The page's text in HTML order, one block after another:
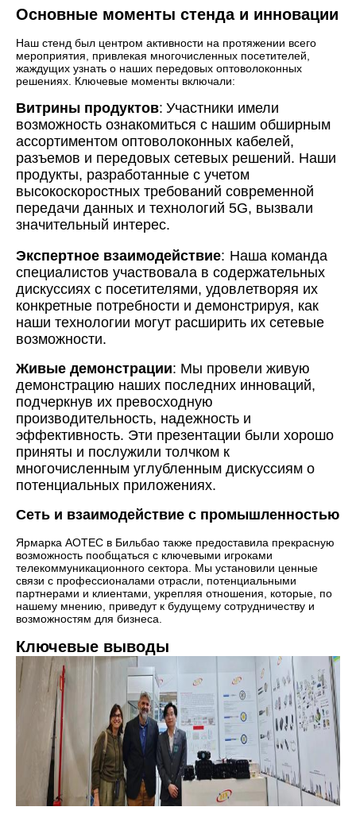
Основные моменты стенда и инновации
Наш стенд был центром активности на протяжении всего
мероприятия, привлекая многочисленных посетителей,
жаждущих узнать о наших передовых оптоволоконных
решениях. Ключевые моменты включали:
Витрины продуктов: Участники имели
возможность ознакомиться с нашим обширным
ассортиментом оптоволоконных кабелей,
разъемов и передовых сетевых решений. Наши
продукты, разработанные с учетом
высокоскоростных требований современной
передачи данных и технологий 5G, вызвали
значительный интерес.
Экспертное взаимодействие: Наша команда
специалистов участвовала в содержательных
дискуссиях с посетителями, удовлетворяя их
конкретные потребности и демонстрируя, как
наши технологии могут расширить их сетевые
возможности.
Живые демонстрации: Мы провели живую
демонстрацию наших последних инноваций,
подчеркнув их превосходную
производительность, надежность и
эффективность. Эти презентации были хорошо
приняты и послужили толчком к
многочисленным углубленным дискуссиям о
потенциальных приложениях.
Сеть и взаимодействие с промышленностью
Ярмарка AOTEC в Бильбао также предоставила прекрасную
возможность пообщаться с ключевыми игроками
телекоммуникационного сектора. Мы установили ценные
связи с профессионалами отрасли, потенциальными
партнерами и клиентами, укрепляя отношения, которые, по
нашему мнению, приведут к будущему сотрудничеству и
возможностям для бизнеса.
Ключевые выводы